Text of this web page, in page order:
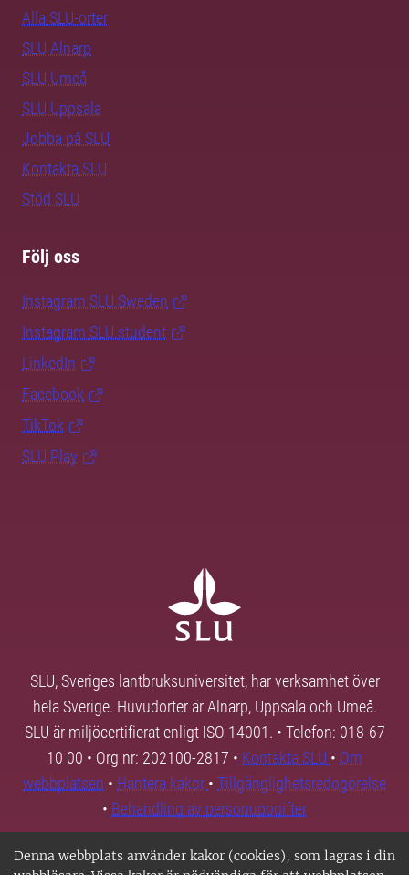
Denna webbplats använder kakor (cookies), som lagras i din
Alla SLU-orter
SLU Alnarp
SLU Umeå
SLU Uppsala
Jobba på SLU
Kontakta SLU
Stöd SLU
Följ oss
Instagram SLU.Sweden
Instagram SLU.student
LinkedIn
Facebook
TikTok
SLU Play
SLU, Sveriges lantbruksuniversitet, har verksamhet över
hela Sverige. Huvudorter är Alnarp, Uppsala och Umeå.
SLU är miljöcertifierat enligt ISO 14001. • Telefon: 018-67
10 00 • Org nr: 202100-2817 • Kontakta SLU • Om
webbplatsen • Hantera kakor • Tillgänglighetsredogörelse
• Behandling av personuppgifter